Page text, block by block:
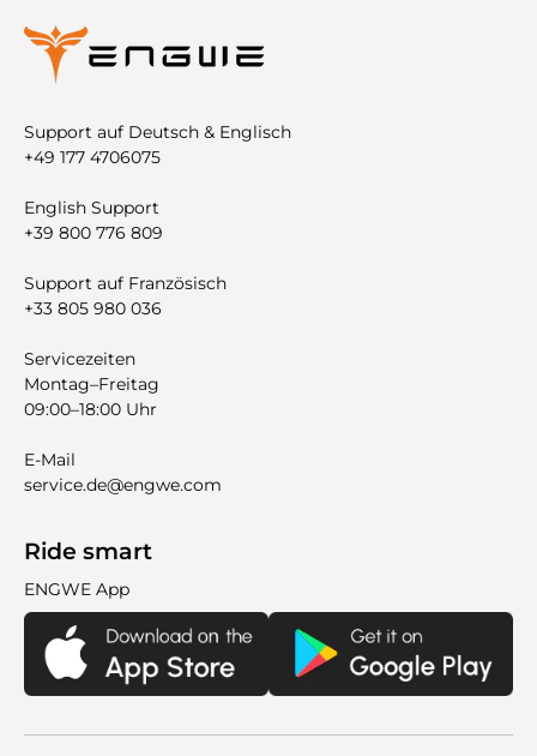
Support auf Deutsch & Englisch
+49 177 4706075
English Support
+39 800 776 809
Support auf Französisch
+33 805 980 036
Servicezeiten
Montag–Freitag
09:00–18:00 Uhr
E-Mail
service.de@engwe.com
Ride smart
ENGWE App